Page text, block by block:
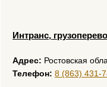
Интранс,
Адрес: Ростовская
Телефон: 8 (863) 431-